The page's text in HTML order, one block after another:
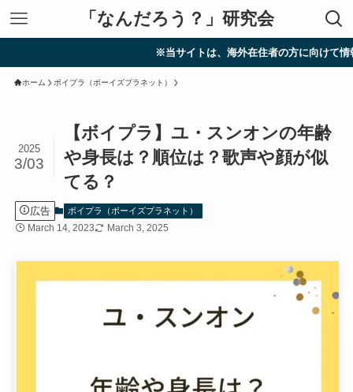
「なんだろう？」研究会
※当サイトは、海外在住者の方に向けて情報を発信し
ホーム ボイプラ（ボーイズプラネット）
【ボイプラ】ユ・スンオンの年齢
や身長は？順位は？歌声や顔が似
てる？
2025
3/03
広告 ボイプラ（ボーイズプラネット）
March 14, 2023 March 3, 2025